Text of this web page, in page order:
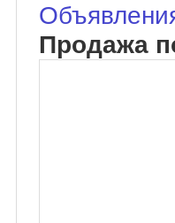
Продажа